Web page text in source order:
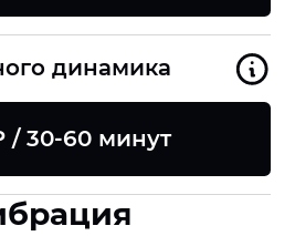
динамика
/ 30-60 минут